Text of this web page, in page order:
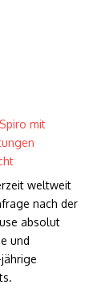
mit
weltweit
nach der
absolut
und